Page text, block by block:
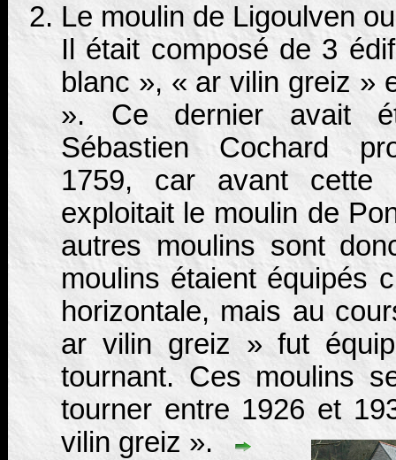
Le moulin de Ligoulven
Il était composé de 3
blanc », « ar vilin greiz »
». Ce dernier avait
Sébastien Cochard
1759, car avant cette
exploitait le moulin de
autres moulins sont
moulins étaient équipés
horizontale, mais au
ar vilin greiz » fut
tournant. Ces moulins
tourner entre 1926 et
vilin greiz ».